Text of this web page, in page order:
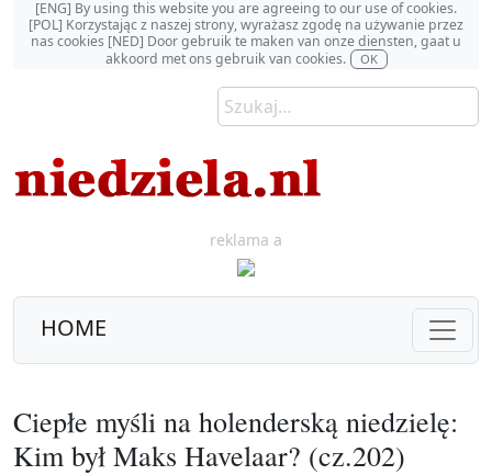
[ENG] By using this website you are agreeing to our use of cookies.
[POL] Korzystając z naszej strony, wyrażasz zgodę na używanie przez
nas cookies [NED] Door gebruik te maken van onze diensten, gaat u
akkoord met ons gebruik van cookies.
OK
reklama a
HOME
Ciepłe myśli na holenderską niedzielę:
Kim był Maks Havelaar? (cz.202)